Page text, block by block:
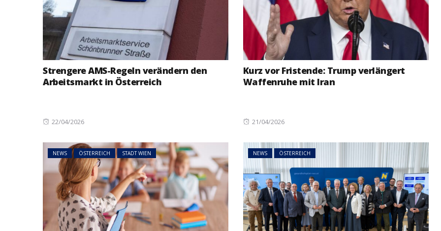
Strengere AMS-Regeln verändern den
Arbeitsmarkt in Österreich
Posted
22/04/2026
Kurz vor Fristende: Trump verlängert
Waffenruhe mit Iran
Posted
21/04/2026
NEWS ÖSTERREICH STADT WIEN NEWS ÖSTERREICH